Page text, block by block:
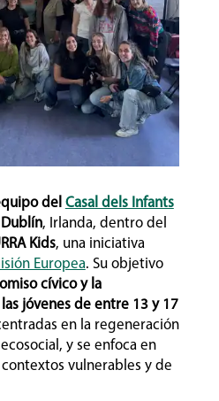
del Casal dels Infants
Dublín, Irlanda, dentro del
Kids, una iniciativa
Europea. Su objetivo
cívico y la
jóvenes de entre 13 y 17
en la regeneración
y se enfoca en
vulnerables y de